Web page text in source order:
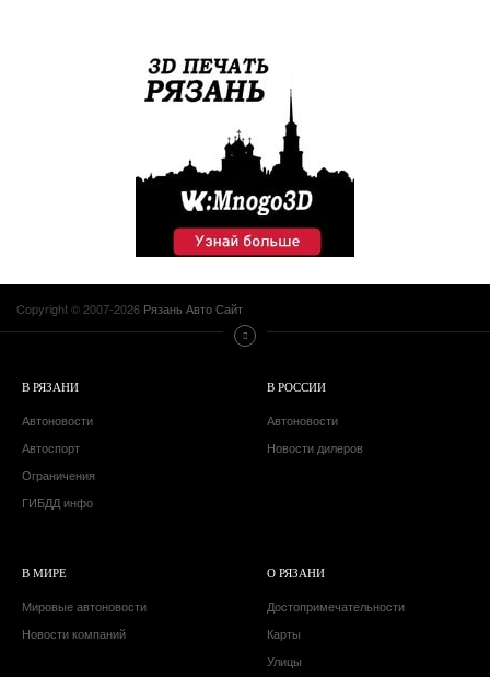
Copyright © 2007-2026 Рязань Авто Сайт
В РЯЗАНИ
Автоновости
Автоспорт
Ограничения
ГИБДД инфо
В РОССИИ
Автоновости
Новости дилеров
В МИРЕ
Мировые автоновости
Новости компаний
О РЯЗАНИ
Достопримечательности
Карты
Улицы